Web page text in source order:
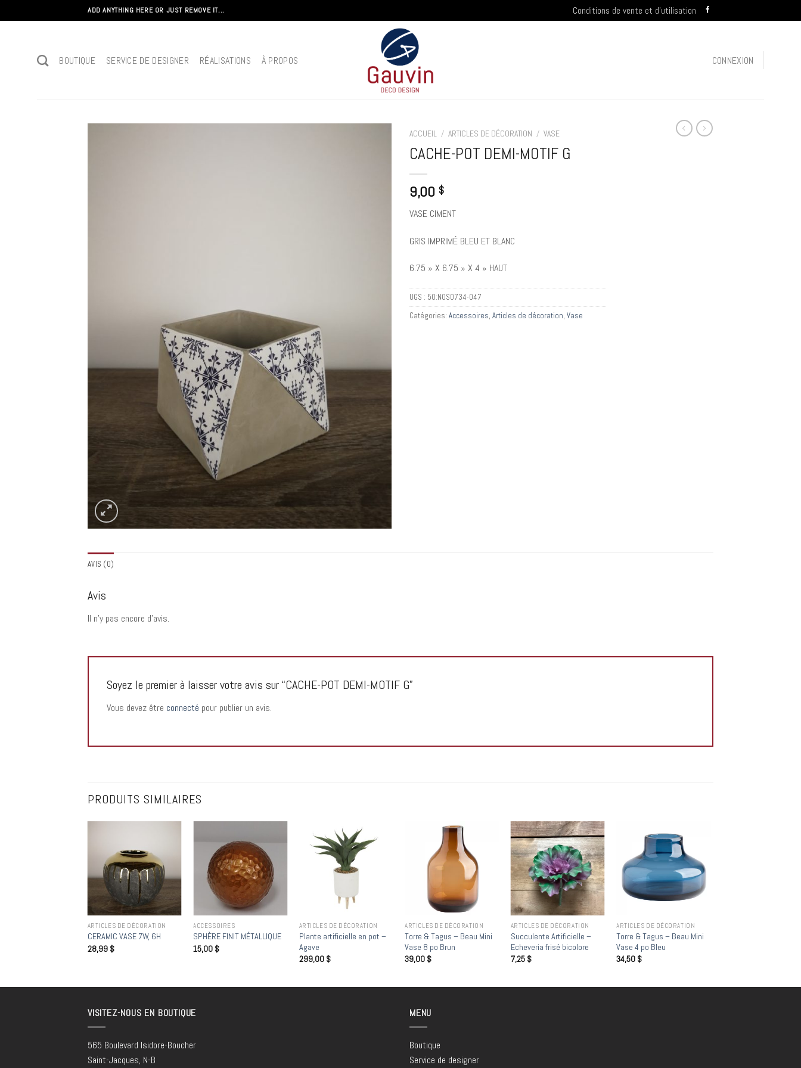
au
ADD ANYTHING HERE OR JUST REMOVE IT... Conditions de vente et d’utilisation
BOUTIQUE SERVICE DE DESIGNER RÉALISATIONS À PROPOS CONNEXION
ACCUEIL / ARTICLES DE DÉCORATION / VASE
CACHE-POT DEMI-MOTIF G
9,00 $
VASE CIMENT
GRIS IMPRIMÉ BLEU ET BLANC
6.75 » X 6.75 » X 4 » HAUT
UGS : 50:NOS0734-047
Catégories: Accessoires, Articles de décoration, Vase
AVIS (0)
Avis
Il n’y pas encore d’avis.
Soyez le premier à laisser votre avis sur “CACHE-POT DEMI-MOTIF G”
Vous devez être connecté pour publier un avis.
PRODUITS SIMILAIRES
Add to
wishlist
ARTICLES DE DÉCORATION
CERAMIC VASE 7W, 6H
28,99 $
Add to
wishlist
ACCESSOIRES
SPHÈRE FINIT MÉTALLIQUE
15,00 $
ARTICLES DE DÉCORATION
Plante artificielle en pot –
Agave
299,00 $
Add to
wishlist
ARTICLES DE DÉCORATION
Torre & Tagus – Beau Mini
Vase 8 po Brun
39,00 $
Add to
wishlist
ARTICLES DE DÉCORATION
Succulente Artificielle –
Echeveria frisé bicolore
7,25 $
Add to
wishlist
ARTICLES DE DÉCORATION
Torre & Tagus – Beau Mini
Vase 4 po Bleu
34,50 $
VISITEZ-NOUS EN BOUTIQUE
565 Boulevard Isidore-Boucher
Saint-Jacques, N-B
MENU
Boutique
Service de designer